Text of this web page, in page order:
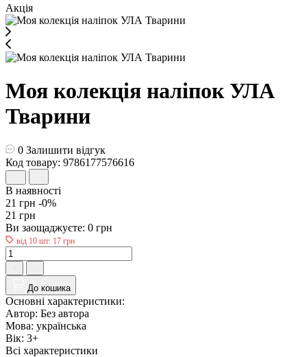
Акція
Моя колекція наліпок УЛА
Тварини
0 Залишити відгук
Код товару: 9786177576616
В наявності
21 грн -0%
21 грн
Ви заощаджуєте: 0 грн
від 10 шт: 17 грн
До кошика
Основні характеристики:
Автор: Без автора
Мова: українська
Вік: 3+
Всі характеристики